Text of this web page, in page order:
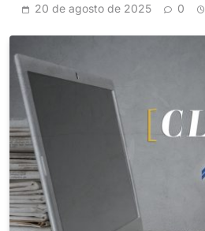
20 de agosto de 2025 0